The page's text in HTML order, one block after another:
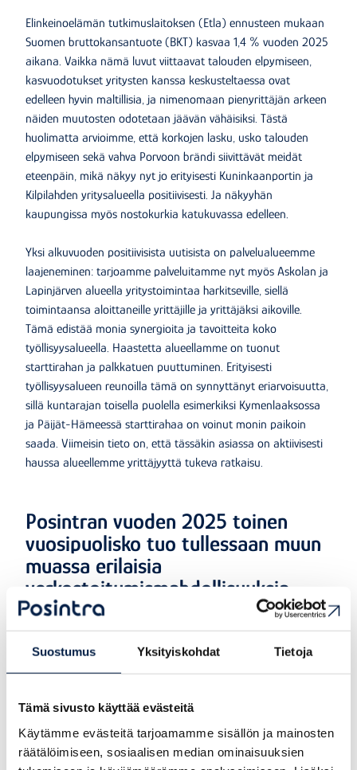
Suostumus Yksityiskohdat Tietoja
Tämä sivusto käyttää evästeitä
Käytämme evästeitä tarjoamamme sisällön ja mainosten
räätälöimiseen, sosiaalisen median ominaisuuksien
Elinkeinoelämän tutkimuslaitoksen (Etla) ennusteen mukaan
Suomen bruttokansantuote (BKT) kasvaa 1,4 % vuoden 2025
aikana. Vaikka nämä luvut viittaavat talouden elpymiseen,
kasvuodotukset yritysten kanssa keskusteltaessa ovat
edelleen hyvin maltillisia, ja nimenomaan pienyrittäjän arkeen
näiden muutosten odotetaan jäävän vähäisiksi. Tästä
huolimatta arvioimme, että korkojen lasku, usko talouden
elpymiseen sekä vahva Porvoon brändi siivittävät meidät
eteenpäin, mikä näkyy nyt jo erityisesti Kuninkaanportin ja
Kilpilahden yritysalueella positiivisesti. Ja näkyyhän
kaupungissa myös nostokurkia katukuvassa edelleen.
Yksi alkuvuoden positiivisista uutisista on palvelualueemme
laajeneminen: tarjoamme palveluitamme nyt myös Askolan ja
Lapinjärven alueella yritystoimintaa harkitseville, siellä
toimintaansa aloittaneille yrittäjille ja yrittäjäksi aikoville.
Tämä edistää monia synergioita ja tavoitteita koko
työllisyysalueella. Haastetta alueellamme on tuonut
starttirahan ja palkkatuen puuttuminen. Erityisesti
työllisyysalueen reunoilla tämä on synnyttänyt eriarvoisuutta,
sillä kuntarajan toisella puolella esimerkiksi Kymenlaaksossa
ja Päijät-Hämeessä starttirahaa on voinut monin paikoin
saada. Viimeisin tieto on, että tässäkin asiassa on aktiivisesti
haussa alueellemme yrittäjyyttä tukeva ratkaisu.
Posintran vuoden 2025 toinen
vuosipuolisko tuo tullessaan muun
muassa erilaisia
verkostoitumismahdollisuuksia
Alkuvuoden 2025 aikana Posintran yritysneuvonta on saanut
auttaa etenkin
myyntiinjarahoitukseen
liittyvissä teemoissa.
suosio. Myös tarve erilaisille yritysyhteistöille ja verkostoille on
omaa verkostotoimintaamme
sekä verkostointiin liittyviä
palveluita ja mahdollisuuksia. Esimerkiksi